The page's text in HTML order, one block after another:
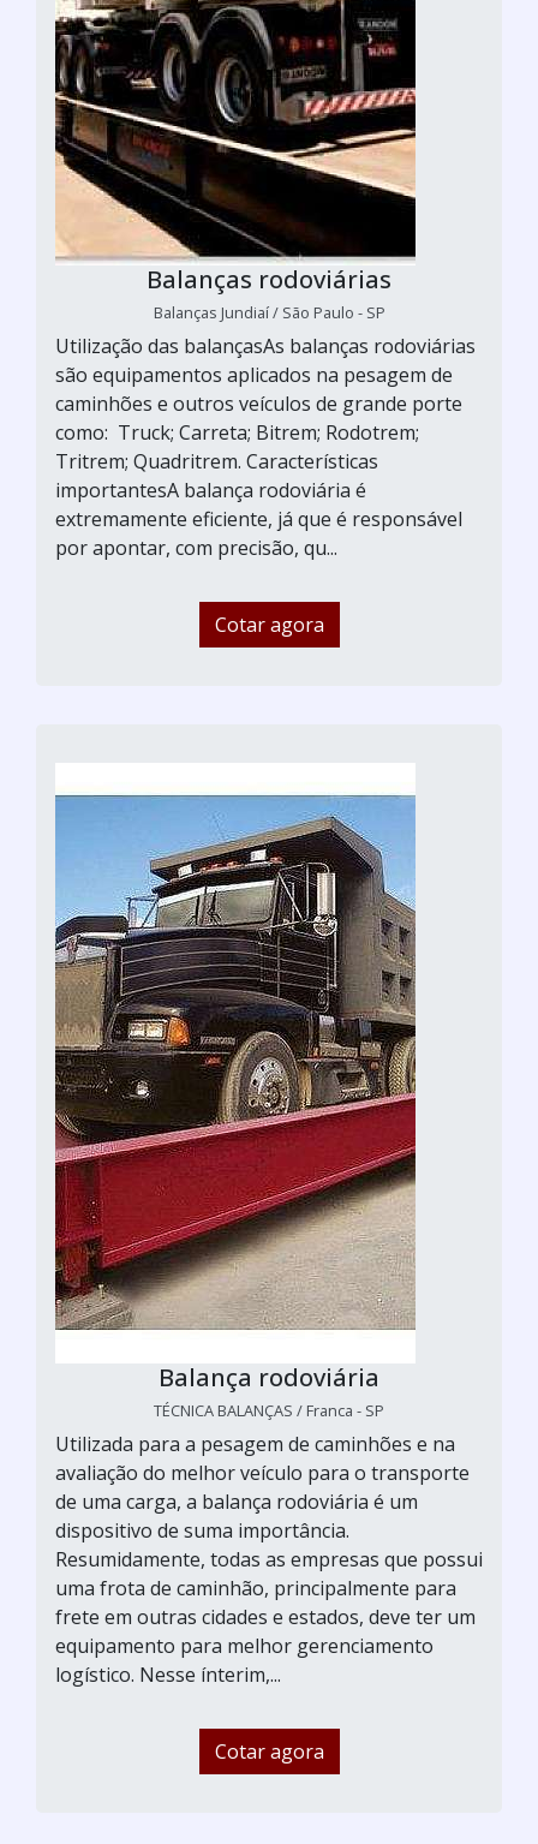
Balanças rodoviárias
Balanças Jundiaí / São Paulo - SP
Utilização das balançasAs balanças rodoviárias
são equipamentos aplicados na pesagem de
caminhões e outros veículos de grande porte
como: Truck; Carreta; Bitrem; Rodotrem;
Tritrem; Quadritrem. Características
importantesA balança rodoviária é
extremamente eficiente, já que é responsável
por apontar, com precisão, qu...
Cotar agora
Balança rodoviária
TÉCNICA BALANÇAS / Franca - SP
Utilizada para a pesagem de caminhões e na
avaliação do melhor veículo para o transporte
de uma carga, a balança rodoviária é um
dispositivo de suma importância.
Resumidamente, todas as empresas que possui
uma frota de caminhão, principalmente para
frete em outras cidades e estados, deve ter um
equipamento para melhor gerenciamento
logístico. Nesse ínterim,...
Cotar agora